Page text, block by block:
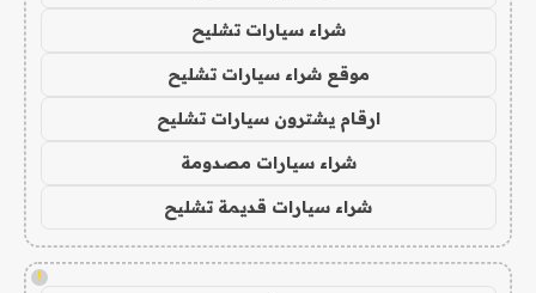
شراء سيارات تشليح
موقع شراء سيارات تشليح
ارقام يشترون سيارات تشليح
شراء سيارات مصدومة
شراء سيارات قديمة تشليح
!